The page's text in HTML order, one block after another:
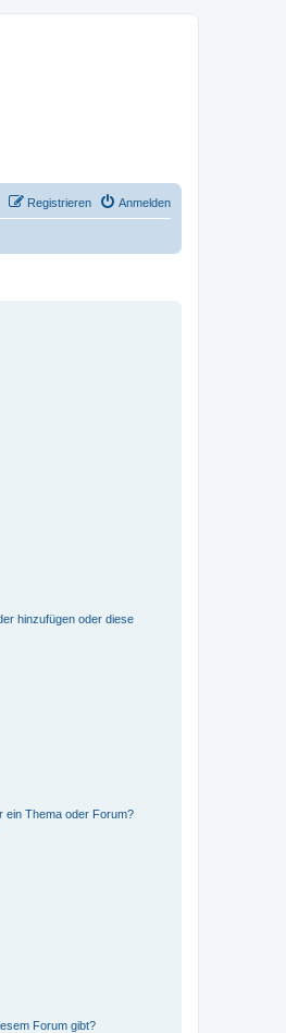
Anmelden
Registrieren
hinzufügen oder diese
ein Thema oder Forum?
Forum gibt?